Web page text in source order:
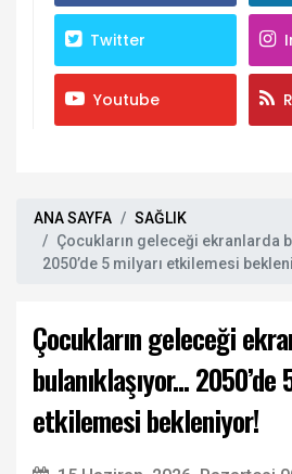
Twitter
Youtube
ANA SAYFA
SAĞLIK
Çocukların geleceği ekranlarda
2050’de 5 milyarı etkilemesi
Çocukların geleceği
bulanıklaşıyor... 2050’de
etkilemesi bekleniyor!